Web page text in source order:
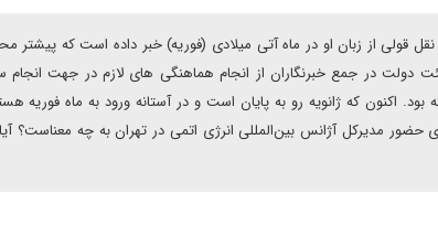
قولی از زبان او در ماه آتی میلادی (فوریه) خبر داده است که پیشتر
دولت در جمع خبرنگاران از انجام هماهنگی های لازم در جهت انجام
بود. اکنون که ژانویه رو به پایان است و در آستانه ورود به ماه فوریه
حضور مدیرکل آژانس بین‌المللی انرژی اتمی در تهران به چه معناست؟